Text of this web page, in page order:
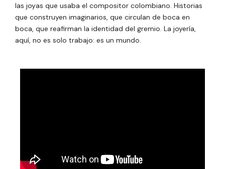
las joyas que usaba el compositor colombiano. Historias
que construyen imaginarios, que circulan de boca en
boca, que reafirman la identidad del gremio. La joyería,
aquí, no es solo trabajo: es un mundo.